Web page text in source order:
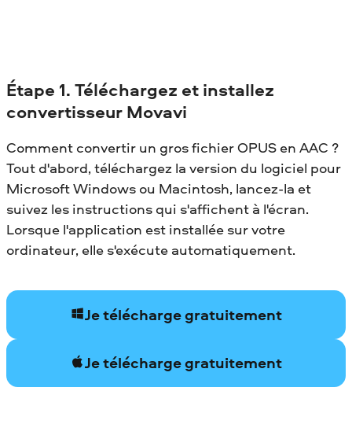
Étape 1. Téléchargez et installez
convertisseur Movavi
Comment convertir un gros fichier OPUS en AAC ?
Tout d'abord, téléchargez la version du logiciel pour
Microsoft Windows ou Macintosh, lancez-la et
suivez les instructions qui s'affichent à l'écran.
Lorsque l'application est installée sur votre
ordinateur, elle s'exécute automatiquement.
Je télécharge gratuitement
Je télécharge gratuitement